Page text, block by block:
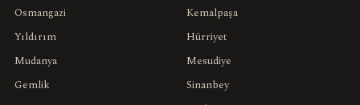
Osmangazi
Yıldırım
Mudanya
Gemlik
Kemalpaşa
Hürriyet
Mesudiye
Sinanbey